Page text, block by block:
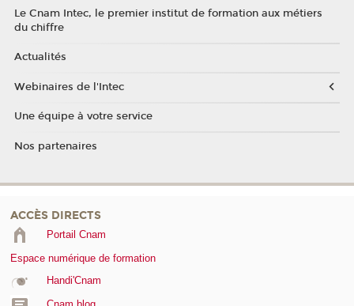
Le Cnam Intec, le premier institut de formation aux métiers
du chiffre
Actualités
Webinaires de l'Intec
Une équipe à votre service
Nos partenaires
ACCÈS DIRECTS
Portail Cnam
Espace numérique de formation
Handi'Cnam